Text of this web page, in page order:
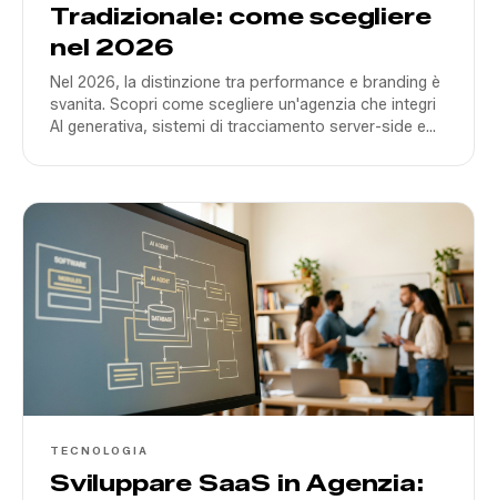
Tradizionale: come scegliere
nel 2026
Nel 2026, la distinzione tra performance e branding è
svanita. Scopri come scegliere un'agenzia che integri
AI generativa, sistemi di tracciamento server-side e
TECNOLOGIA
Sviluppare SaaS in Agenzia: